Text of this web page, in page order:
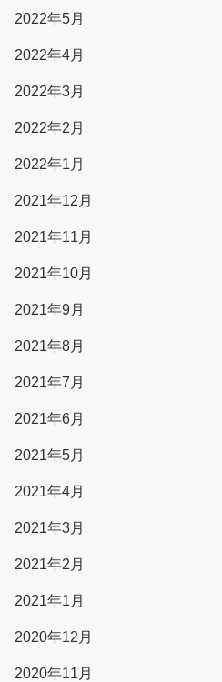
2022年5月
2022年4月
2022年3月
2022年2月
2022年1月
2021年12月
2021年11月
2021年10月
2021年9月
2021年8月
2021年7月
2021年6月
2021年5月
2021年4月
2021年3月
2021年2月
2021年1月
2020年12月
2020年11月